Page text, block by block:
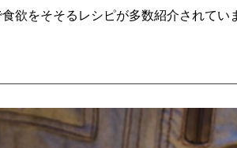
欲をそそるレシピが多数紹介されてい